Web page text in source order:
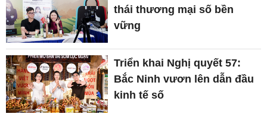
thái thương mại số bền
vững
Triển khai Nghị quyết 57:
Bắc Ninh vươn lên dẫn đầu
kinh tế số